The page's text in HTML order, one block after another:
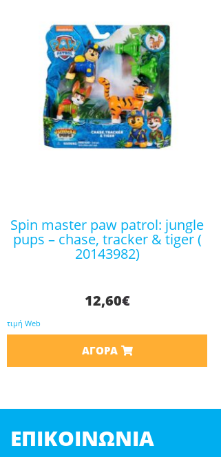
spin master paw patrol: jungle
pups – chase, tracker & tiger (
20143982)
12,60€
τιμή Web
ΑΓΟΡΆ
ΕΠΙΚΟΙΝΩΝΊΑ